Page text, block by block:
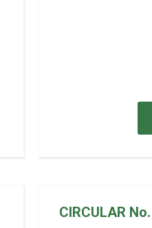
CIRCULAR